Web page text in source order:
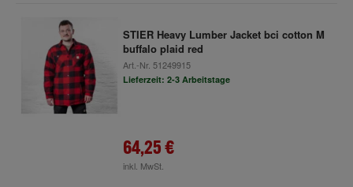
STIER Heavy Lumber Jacket bci cotton M
buffalo plaid red
Art.-Nr. 51249915
Lieferzeit: 2-3 Arbeitstage
64,25 €
inkl. MwSt.